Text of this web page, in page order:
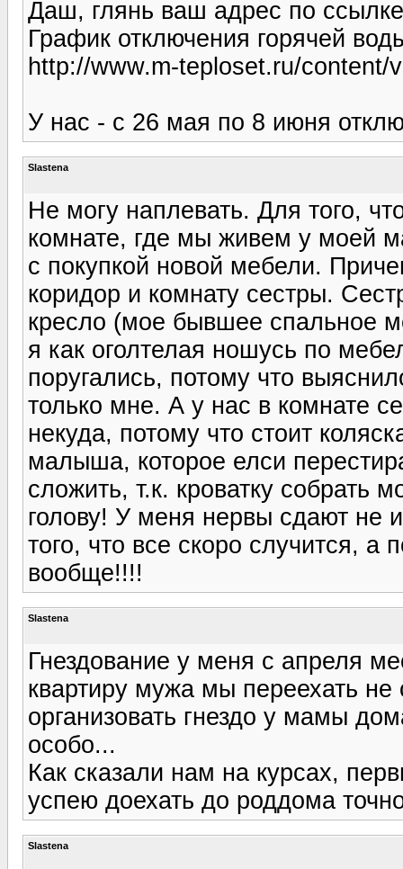
Даш, глянь ваш адрес по
График отключения горячей
http://www.m-teploset.ru/content/
У нас - с 26 мая по 8 июня
Slastena
Не могу наплевать. Для того,
комнате, где мы живем у моей
с покупкой новой мебели.
коридор и комнату сестры.
кресло (мое бывшее спальное
я как оголтелая ношусь по
поругались, потому что
только мне. А у нас в комнате
некуда, потому что стоит
малыша, которое елси
сложить, т.к. кроватку собрать
голову! У меня нервы сдают не
того, что все скоро случится,
вообще!!!!
Slastena
Гнездование у меня с апреля
квартиру мужа мы переехать
организовать гнездо у мамы
особо...
Как сказали нам на курсах,
успею доехать до роддома
Slastena